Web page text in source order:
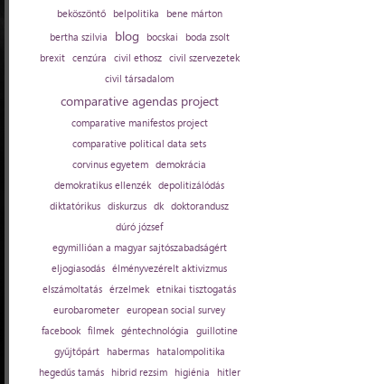
beköszöntő
belpolitika
bene márton
bertha szilvia
blog bocskai
boda zsolt
brexit cenzúra civil ethosz civil szervezetek
civil társadalom
comparative agendas project
comparative manifestos project
comparative political data sets
corvinus egyetem demokrácia
demokratikus ellenzék depolitizálódás
diktatórikus diskurzus dk doktorandusz
dúró józsef
egymillióan a magyar sajtószabadságért
eljogiasodás élményvezérelt aktivizmus
elszámoltatás érzelmek etnikai tisztogatás
eurobarometer european social survey
facebook filmek géntechnológia
guillotine
gyűjtőpárt
habermas
hatalompolitika
hegedűs tamás
hibrid rezsim higiénia
hitler